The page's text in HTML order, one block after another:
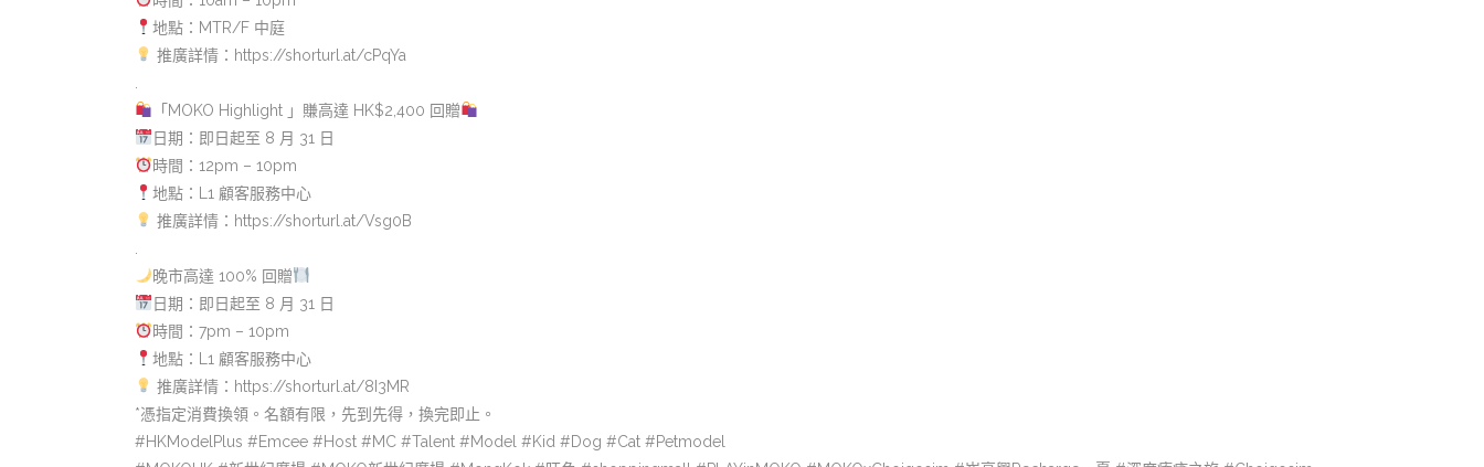
地點：MTR/F 中庭
推廣詳情：https://shorturl.at/cPqYa
「MOKO Highlight 」賺高達 HK$2,400 回贈
日期：即日起至 8 月 31 日
時間：12pm – 10pm
地點：L1 顧客服務中心
推廣詳情：https://shorturl.at/Vsg0B
晚市高達 100% 回贈
日期：即日起至 8 月 31 日
時間：7pm – 10pm
地點：L1 顧客服務中心
推廣詳情：https://shorturl.at/8I3MR
*憑指定消費換領。名額有限，先到先得，換完即止。
#HKModelPlus #Emcee #Host #MC #Talent #Model #Kid #Dog #Cat #Petmodel